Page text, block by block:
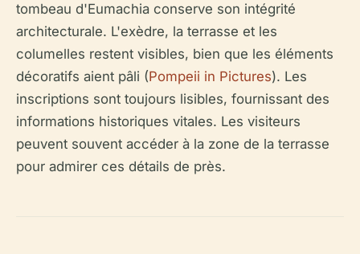
tombeau d'Eumachia conserve son intégrité
architecturale. L'exèdre, la terrasse et les
columelles restent visibles, bien que les éléments
décoratifs aient pâli (Pompeii in Pictures). Les
inscriptions sont toujours lisibles, fournissant des
informations historiques vitales. Les visiteurs
peuvent souvent accéder à la zone de la terrasse
pour admirer ces détails de près.